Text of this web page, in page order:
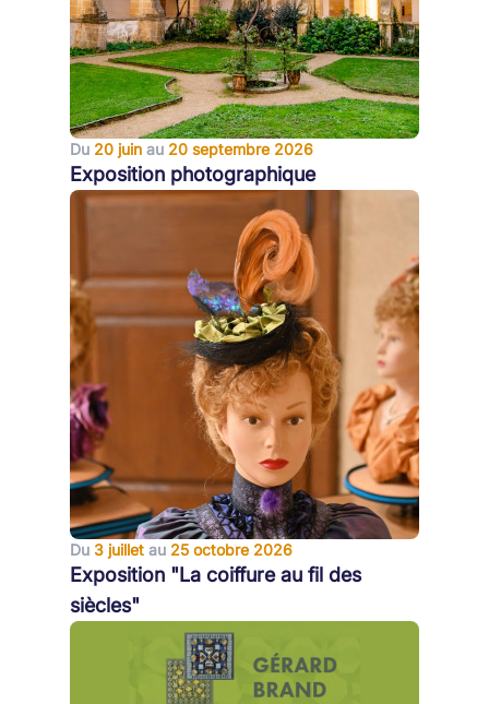
Du 20 juin au 20 septembre 2026
Exposition photographique
Du 3 juillet au 25 octobre 2026
Exposition "La coiffure au fil des
siècles"